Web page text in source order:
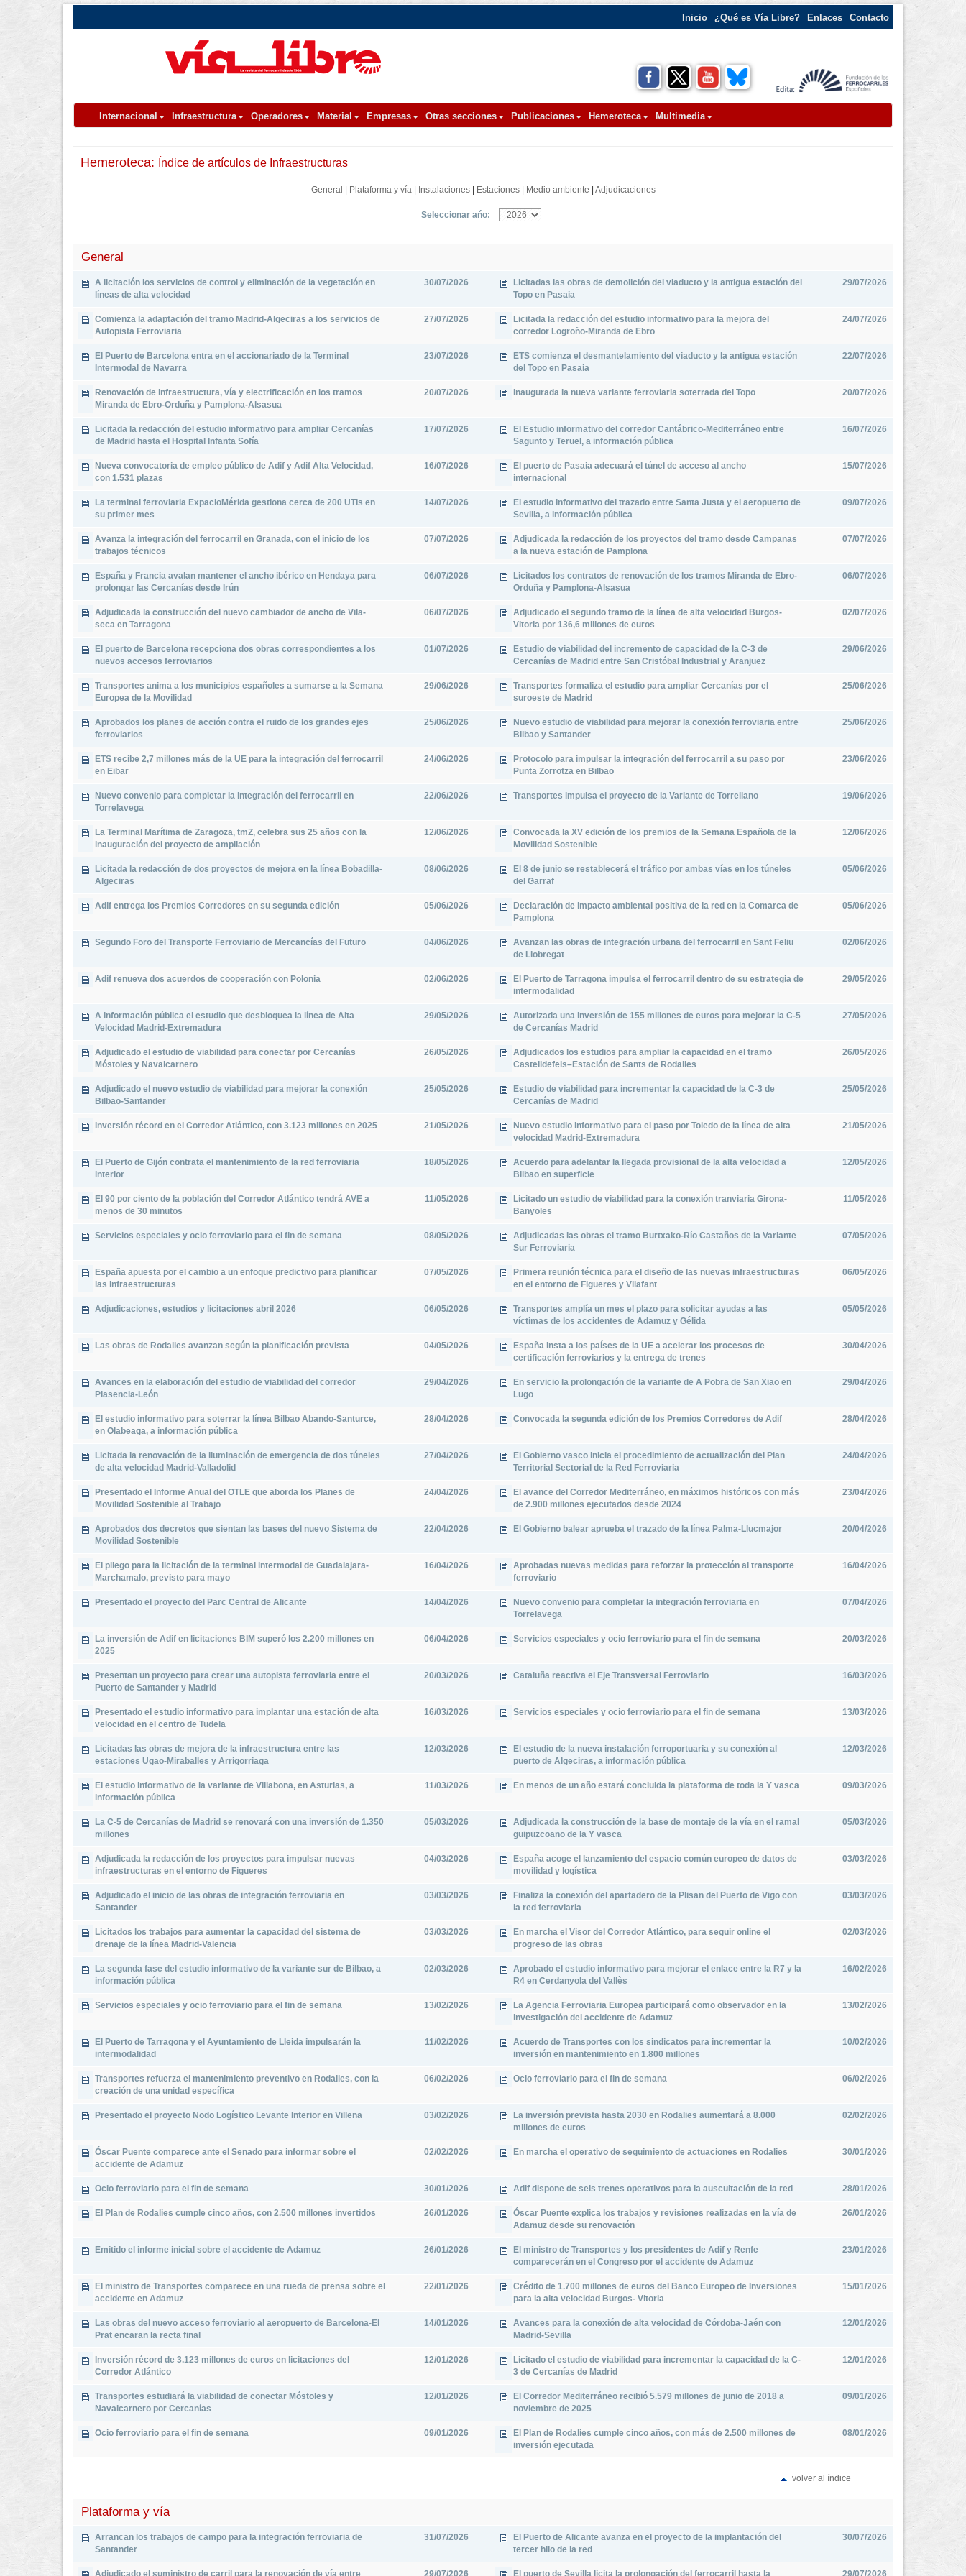
Inicio ¿Qué es Vía Libre? Enlaces Contacto
Internacional Infraestructura Operadores Material Empresas Otras secciones Publicaciones Hemeroteca Multimedia
Hemeroteca: Índice de artículos de Infraestructuras
General Plataforma y vía| Instalaciones| Estaciones| Medio ambiente Adjudicaciones
Seleccionar ańo:
General
A licitación los servicios de control y eliminación de la vegetación en
líneas de alta velocidad
30/07/2026
Licitadas las obras de demolición del viaducto y la antigua estación del
Topo en Pasaia
29/07/2026
Comienza la adaptación del tramo Madrid-Algeciras a los servicios de
Autopista Ferroviaria
27/07/2026
Licitada la redacción del estudio informativo para la mejora del
corredor Logroño-Miranda de Ebro
24/07/2026
El Puerto de Barcelona entra en el accionariado de la Terminal
Intermodal de Navarra
23/07/2026
ETS comienza el desmantelamiento del viaducto y la antigua estación
del Topo en Pasaia
22/07/2026
Renovación de infraestructura, vía y electrificación en los tramos
Miranda de Ebro-Orduña y Pamplona-Alsasua
20/07/2026 Inaugurada la nueva variante ferroviaria soterrada del Topo 20/07/2026
Licitada la redacción del estudio informativo para ampliar Cercanías
de Madrid hasta el Hospital Infanta Sofía
17/07/2026
El Estudio informativo del corredor Cantábrico-Mediterráneo entre
Sagunto y Teruel, a información pública
16/07/2026
Nueva convocatoria de empleo público de Adif y Adif Alta Velocidad,
con 1.531 plazas
16/07/2026
El puerto de Pasaia adecuará el túnel de acceso al ancho
internacional
15/07/2026
La terminal ferroviaria ExpacioMérida gestiona cerca de 200 UTIs en
su primer mes
14/07/2026
El estudio informativo del trazado entre Santa Justa y el aeropuerto de
Sevilla, a información pública
09/07/2026
Avanza la integración del ferrocarril en Granada, con el inicio de los
trabajos técnicos
07/07/2026
Adjudicada la redacción de los proyectos del tramo desde Campanas
a la nueva estación de Pamplona
07/07/2026
España y Francia avalan mantener el ancho ibérico en Hendaya para
prolongar las Cercanías desde Irún
06/07/2026
Licitados los contratos de renovación de los tramos Miranda de Ebro-
Orduña y Pamplona-Alsasua
06/07/2026
Adjudicada la construcción del nuevo cambiador de ancho de Vila-
seca en Tarragona
06/07/2026
Adjudicado el segundo tramo de la línea de alta velocidad Burgos-
Vitoria por 136,6 millones de euros
02/07/2026
El puerto de Barcelona recepciona dos obras correspondientes a los
nuevos accesos ferroviarios
01/07/2026
Estudio de viabilidad del incremento de capacidad de la C-3 de
Cercanías de Madrid entre San Cristóbal Industrial y Aranjuez
29/06/2026
Transportes anima a los municipios españoles a sumarse a la Semana
Europea de la Movilidad
29/06/2026
Transportes formaliza el estudio para ampliar Cercanías por el
suroeste de Madrid
25/06/2026
Aprobados los planes de acción contra el ruido de los grandes ejes
ferroviarios
25/06/2026
Nuevo estudio de viabilidad para mejorar la conexión ferroviaria entre
Bilbao y Santander
25/06/2026
ETS recibe 2,7 millones más de la UE para la integración del ferrocarril
en Eibar
24/06/2026
Protocolo para impulsar la integración del ferrocarril a su paso por
Punta Zorrotza en Bilbao
23/06/2026
Nuevo convenio para completar la integración del ferrocarril en
Torrelavega
22/06/2026 Transportes impulsa el proyecto de la Variante de Torrellano 19/06/2026
La Terminal Marítima de Zaragoza, tmZ, celebra sus 25 años con la
inauguración del proyecto de ampliación
12/06/2026
Convocada la XV edición de los premios de la Semana Española de la
Movilidad Sostenible
12/06/2026
Licitada la redacción de dos proyectos de mejora en la línea Bobadilla-
Algeciras
08/06/2026
El 8 de junio se restablecerá el tráfico por ambas vías en los túneles
del Garraf
05/06/2026
Adif entrega los Premios Corredores en su segunda edición 05/06/2026
Declaración de impacto ambiental positiva de la red en la Comarca de
Pamplona
05/06/2026
Segundo Foro del Transporte Ferroviario de Mercancías del Futuro 04/06/2026
Avanzan las obras de integración urbana del ferrocarril en Sant Feliu
de Llobregat
02/06/2026
Adif renueva dos acuerdos de cooperación con Polonia 02/06/2026
El Puerto de Tarragona impulsa el ferrocarril dentro de su estrategia de
intermodalidad
29/05/2026
A información pública el estudio que desbloquea la línea de Alta
Velocidad Madrid-Extremadura
29/05/2026
Autorizada una inversión de 155 millones de euros para mejorar la C-5
de Cercanías Madrid
27/05/2026
Adjudicado el estudio de viabilidad para conectar por Cercanías
Móstoles y Navalcarnero
26/05/2026
Adjudicados los estudios para ampliar la capacidad en el tramo
Castelldefels–Estación de Sants de Rodalies
26/05/2026
Adjudicado el nuevo estudio de viabilidad para mejorar la conexión
Bilbao-Santander
25/05/2026
Estudio de viabilidad para incrementar la capacidad de la C-3 de
Cercanías de Madrid
25/05/2026
Inversión récord en el Corredor Atlántico, con 3.123 millones en 2025 21/05/2026
Nuevo estudio informativo para el paso por Toledo de la línea de alta
velocidad Madrid-Extremadura
21/05/2026
El Puerto de Gijón contrata el mantenimiento de la red ferroviaria
interior
18/05/2026
Acuerdo para adelantar la llegada provisional de la alta velocidad a
Bilbao en superficie
12/05/2026
El 90 por ciento de la población del Corredor Atlántico tendrá AVE a
menos de 30 minutos
11/05/2026
Licitado un estudio de viabilidad para la conexión tranviaria Girona-
Banyoles
11/05/2026
Servicios especiales y ocio ferroviario para el fin de semana 08/05/2026
Adjudicadas las obras el tramo Burtxako-Río Castaños de la Variante
Sur Ferroviaria
07/05/2026
España apuesta por el cambio a un enfoque predictivo para planificar
las infraestructuras
07/05/2026
Primera reunión técnica para el diseño de las nuevas infraestructuras
en el entorno de Figueres y Vilafant
06/05/2026
Adjudicaciones, estudios y licitaciones abril 2026 06/05/2026
Transportes amplía un mes el plazo para solicitar ayudas a las
víctimas de los accidentes de Adamuz y Gélida
05/05/2026
Las obras de Rodalies avanzan según la planificación prevista 04/05/2026
España insta a los países de la UE a acelerar los procesos de
certificación ferroviarios y la entrega de trenes
30/04/2026
Avances en la elaboración del estudio de viabilidad del corredor
Plasencia-León
29/04/2026
En servicio la prolongación de la variante de A Pobra de San Xiao en
Lugo
29/04/2026
El estudio informativo para soterrar la línea Bilbao Abando-Santurce,
en Olabeaga, a información pública
28/04/2026 Convocada la segunda edición de los Premios Corredores de Adif 28/04/2026
Licitada la renovación de la iluminación de emergencia de dos túneles
de alta velocidad Madrid-Valladolid
27/04/2026
El Gobierno vasco inicia el procedimiento de actualización del Plan
Territorial Sectorial de la Red Ferroviaria
24/04/2026
Presentado el Informe Anual del OTLE que aborda los Planes de
Movilidad Sostenible al Trabajo
24/04/2026
El avance del Corredor Mediterráneo, en máximos históricos con más
de 2.900 millones ejecutados desde 2024
23/04/2026
Aprobados dos decretos que sientan las bases del nuevo Sistema de
Movilidad Sostenible
22/04/2026 El Gobierno balear aprueba el trazado de la línea Palma-Llucmajor 20/04/2026
El pliego para la licitación de la terminal intermodal de Guadalajara-
Marchamalo, previsto para mayo
16/04/2026
Aprobadas nuevas medidas para reforzar la protección al transporte
ferroviario
16/04/2026
Presentado el proyecto del Parc Central de Alicante 14/04/2026
Nuevo convenio para completar la integración ferroviaria en
Torrelavega
07/04/2026
La inversión de Adif en licitaciones BIM superó los 2.200 millones en
2025
06/04/2026 Servicios especiales y ocio ferroviario para el fin de semana 20/03/2026
Presentan un proyecto para crear una autopista ferroviaria entre el
Puerto de Santander y Madrid
20/03/2026 Cataluña reactiva el Eje Transversal Ferroviario 16/03/2026
Presentado el estudio informativo para implantar una estación de alta
velocidad en el centro de Tudela
16/03/2026 Servicios especiales y ocio ferroviario para el fin de semana 13/03/2026
Licitadas las obras de mejora de la infraestructura entre las
estaciones Ugao-Miraballes y Arrigorriaga
12/03/2026
El estudio de la nueva instalación ferroportuaria y su conexión al
puerto de Algeciras, a información pública
12/03/2026
El estudio informativo de la variante de Villabona, en Asturias, a
información pública
11/03/2026 En menos de un año estará concluida la plataforma de toda la Y vasca 09/03/2026
La C-5 de Cercanías de Madrid se renovará con una inversión de 1.350
millones
05/03/2026
Adjudicada la construcción de la base de montaje de la vía en el ramal
guipuzcoano de la Y vasca
05/03/2026
Adjudicada la redacción de los proyectos para impulsar nuevas
infraestructuras en el entorno de Figueres
04/03/2026
España acoge el lanzamiento del espacio común europeo de datos de
movilidad y logística
03/03/2026
Adjudicado el inicio de las obras de integración ferroviaria en
Santander
03/03/2026
Finaliza la conexión del apartadero de la Plisan del Puerto de Vigo con
la red ferroviaria
03/03/2026
Licitados los trabajos para aumentar la capacidad del sistema de
drenaje de la línea Madrid-Valencia
03/03/2026
En marcha el Visor del Corredor Atlántico, para seguir online el
progreso de las obras
02/03/2026
La segunda fase del estudio informativo de la variante sur de Bilbao, a
información pública
02/03/2026
Aprobado el estudio informativo para mejorar el enlace entre la R7 y la
R4 en Cerdanyola del Vallès
16/02/2026
Servicios especiales y ocio ferroviario para el fin de semana 13/02/2026
La Agencia Ferroviaria Europea participará como observador en la
investigación del accidente de Adamuz
13/02/2026
El Puerto de Tarragona y el Ayuntamiento de Lleida impulsarán la
intermodalidad
11/02/2026
Acuerdo de Transportes con los sindicatos para incrementar la
inversión en mantenimiento en 1.800 millones
10/02/2026
Transportes refuerza el mantenimiento preventivo en Rodalies, con la
creación de una unidad específica
06/02/2026 Ocio ferroviario para el fin de semana 06/02/2026
Presentado el proyecto Nodo Logístico Levante Interior en Villena 03/02/2026
La inversión prevista hasta 2030 en Rodalies aumentará a 8.000
millones de euros
02/02/2026
Óscar Puente comparece ante el Senado para informar sobre el
accidente de Adamuz
02/02/2026 En marcha el operativo de seguimiento de actuaciones en Rodalies 30/01/2026
Ocio ferroviario para el fin de semana 30/01/2026 Adif dispone de seis trenes operativos para la auscultación de la red 28/01/2026
El Plan de Rodalies cumple cinco años, con 2.500 millones invertidos 26/01/2026
Óscar Puente explica los trabajos y revisiones realizadas en la vía de
Adamuz desde su renovación
26/01/2026
Emitido el informe inicial sobre el accidente de Adamuz 26/01/2026
El ministro de Transportes y los presidentes de Adif y Renfe
comparecerán en el Congreso por el accidente de Adamuz
23/01/2026
El ministro de Transportes comparece en una rueda de prensa sobre el
accidente en Adamuz
22/01/2026
Crédito de 1.700 millones de euros del Banco Europeo de Inversiones
para la alta velocidad Burgos- Vitoria
15/01/2026
Las obras del nuevo acceso ferroviario al aeropuerto de Barcelona-El
Prat encaran la recta final
14/01/2026
Avances para la conexión de alta velocidad de Córdoba-Jaén con
Madrid-Sevilla
12/01/2026
Inversión récord de 3.123 millones de euros en licitaciones del
Corredor Atlántico
12/01/2026
Licitado el estudio de viabilidad para incrementar la capacidad de la C-
3 de Cercanías de Madrid
12/01/2026
Transportes estudiará la viabilidad de conectar Móstoles y
Navalcarnero por Cercanías
12/01/2026
El Corredor Mediterráneo recibió 5.579 millones de junio de 2018 a
noviembre de 2025
09/01/2026
Ocio ferroviario para el fin de semana 09/01/2026
El Plan de Rodalies cumple cinco años, con más de 2.500 millones de
inversión ejecutada
08/01/2026
volver al índice
Plataforma y vía
Arrancan los trabajos de campo para la integración ferroviaria de
Santander
31/07/2026
El Puerto de Alicante avanza en el proyecto de la implantación del
tercer hilo de la red
30/07/2026
Adjudicado el suministro de carril para la renovación de vía entre 29/07/2026 El puerto de Sevilla licita la prolongación del ferrocarril hasta la 29/07/2026